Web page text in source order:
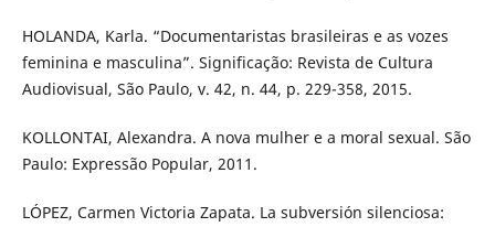
HOLANDA, Karla. “Documentaristas brasileiras e as vozes
feminina e masculina”. Significação: Revista de Cultura
Audiovisual, São Paulo, v. 42, n. 44, p. 229-358, 2015.
KOLLONTAI, Alexandra. A nova mulher e a moral sexual. São
Paulo: Expressão Popular, 2011.
LÓPEZ, Carmen Victoria Zapata. La subversión silenciosa: